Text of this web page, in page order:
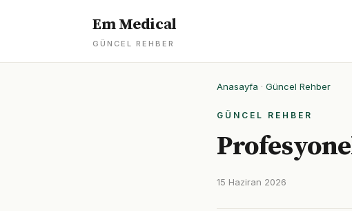
Em Medical
GÜNCEL REHBER
Anasayfa · Güncel Rehber
GÜNCEL REHBER
15 Haziran 2026